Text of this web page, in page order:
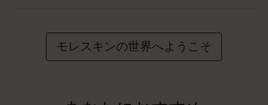
モレスキンの世界へようこそ